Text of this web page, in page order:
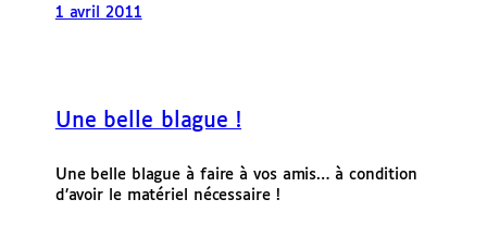
1 avril 2011
Une belle blague !
Une belle blague à faire à vos amis… à condition
d’avoir le matériel nécessaire !